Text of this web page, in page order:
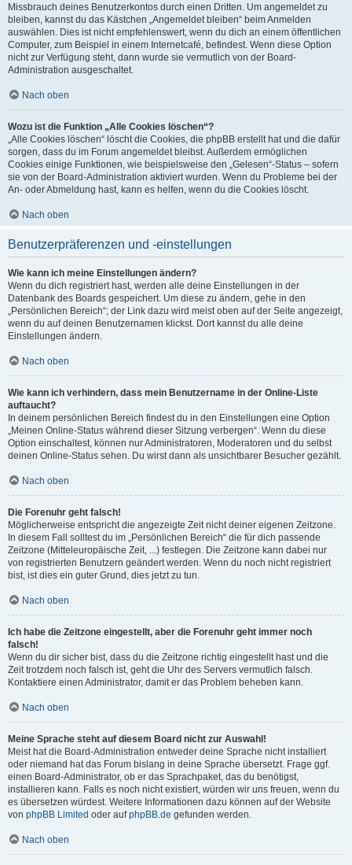
Missbrauch deines Benutzerkontos durch einen Dritten. Um angemeldet zu
bleiben, kannst du das Kästchen „Angemeldet bleiben“ beim Anmelden
auswählen. Dies ist nicht empfehlenswert, wenn du dich an einem öffentlichen
Computer, zum Beispiel in einem Internetcafé, befindest. Wenn diese Option
nicht zur Verfügung steht, dann wurde sie vermutlich von der Board-
Administration ausgeschaltet.
Nach oben
Wozu ist die Funktion „Alle Cookies löschen“?
„Alle Cookies löschen“ löscht die Cookies, die phpBB erstellt hat und die dafür
sorgen, dass du im Forum angemeldet bleibst. Außerdem ermöglichen
Cookies einige Funktionen, wie beispielsweise den „Gelesen“-Status – sofern
sie von der Board-Administration aktiviert wurden. Wenn du Probleme bei der
An- oder Abmeldung hast, kann es helfen, wenn du die Cookies löscht.
Nach oben
Benutzerpräferenzen und -einstellungen
Wie kann ich meine Einstellungen ändern?
Wenn du dich registriert hast, werden alle deine Einstellungen in der
Datenbank des Boards gespeichert. Um diese zu ändern, gehe in den
„Persönlichen Bereich“; der Link dazu wird meist oben auf der Seite angezeigt,
wenn du auf deinen Benutzernamen klickst. Dort kannst du alle deine
Einstellungen ändern.
Nach oben
Wie kann ich verhindern, dass mein Benutzername in der Online-Liste
auftaucht?
In deinem persönlichen Bereich findest du in den Einstellungen eine Option
„Meinen Online-Status während dieser Sitzung verbergen“. Wenn du diese
Option einschaltest, können nur Administratoren, Moderatoren und du selbst
deinen Online-Status sehen. Du wirst dann als unsichtbarer Besucher gezählt.
Nach oben
Die Forenuhr geht falsch!
Möglicherweise entspricht die angezeigte Zeit nicht deiner eigenen Zeitzone.
In diesem Fall solltest du im „Persönlichen Bereich“ die für dich passende
Zeitzone (Mitteleuropäische Zeit, ...) festlegen. Die Zeitzone kann dabei nur
von registrierten Benutzern geändert werden. Wenn du noch nicht registriert
bist, ist dies ein guter Grund, dies jetzt zu tun.
Nach oben
Ich habe die Zeitzone eingestellt, aber die Forenuhr geht immer noch
falsch!
Wenn du dir sicher bist, dass du die Zeitzone richtig eingestellt hast und die
Zeit trotzdem noch falsch ist, geht die Uhr des Servers vermutlich falsch.
Kontaktiere einen Administrator, damit er das Problem beheben kann.
Nach oben
Meine Sprache steht auf diesem Board nicht zur Auswahl!
Meist hat die Board-Administration entweder deine Sprache nicht installiert
oder niemand hat das Forum bislang in deine Sprache übersetzt. Frage ggf.
einen Board-Administrator, ob er das Sprachpaket, das du benötigst,
installieren kann. Falls es noch nicht existiert, würden wir uns freuen, wenn du
es übersetzen würdest. Weitere Informationen dazu können auf der Website
von phpBB Limited oder aufphpBB.de gefunden werden.
Nach oben